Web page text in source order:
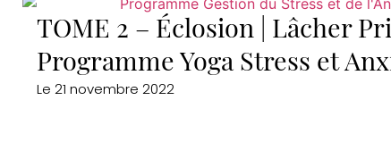
TOME 2 – Éclosion | Lâcher
Programme Yoga Stress et
Le 21 novembre 2022